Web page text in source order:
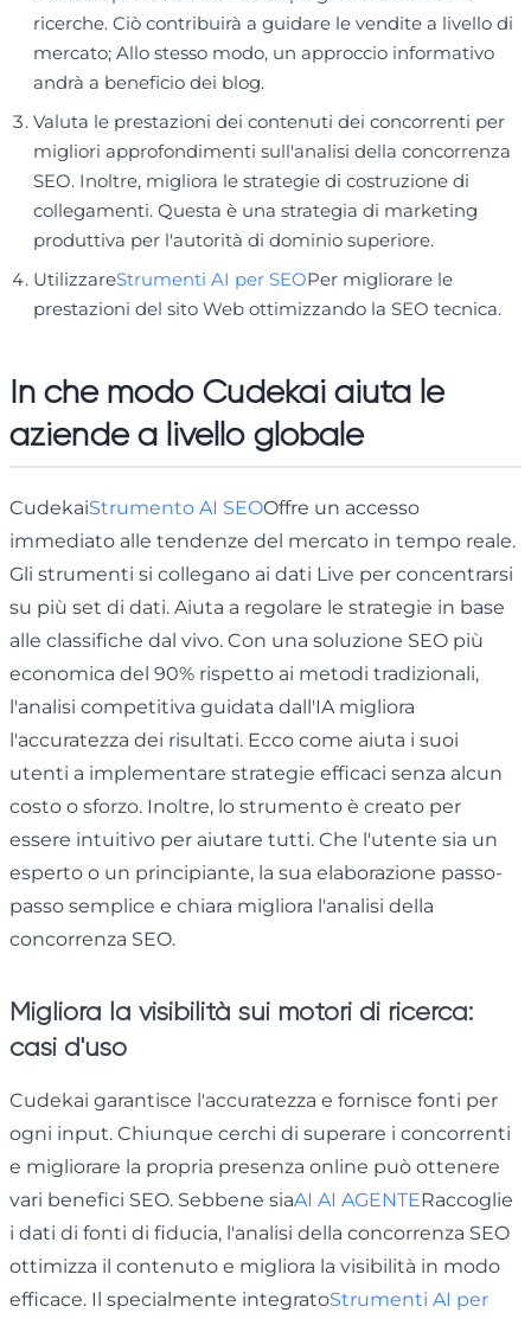
ricerche. Ciò contribuirà a guidare le vendite a livello di
mercato; Allo stesso modo, un approccio informativo
andrà a beneficio dei blog.
Valuta le prestazioni dei contenuti dei concorrenti per
migliori approfondimenti sull'analisi della concorrenza
SEO. Inoltre, migliora le strategie di costruzione di
collegamenti. Questa è una strategia di marketing
produttiva per l'autorità di dominio superiore.
UtilizzareStrumenti AI per SEOPer migliorare le
prestazioni del sito Web ottimizzando la SEO tecnica.
In che modo Cudekai aiuta le
aziende a livello globale
CudekaiStrumento AI SEOOffre un accesso
immediato alle tendenze del mercato in tempo reale.
Gli strumenti si collegano ai dati Live per concentrarsi
su più set di dati. Aiuta a regolare le strategie in base
alle classifiche dal vivo. Con una soluzione SEO più
economica del 90% rispetto ai metodi tradizionali,
l'analisi competitiva guidata dall'IA migliora
l'accuratezza dei risultati. Ecco come aiuta i suoi
utenti a implementare strategie efficaci senza alcun
costo o sforzo. Inoltre, lo strumento è creato per
essere intuitivo per aiutare tutti. Che l'utente sia un
esperto o un principiante, la sua elaborazione passo-
passo semplice e chiara migliora l'analisi della
concorrenza SEO.
Migliora la visibilità sui motori di ricerca:
casi d'uso
Cudekai garantisce l'accuratezza e fornisce fonti per
ogni input. Chiunque cerchi di superare i concorrenti
e migliorare la propria presenza online può ottenere
vari benefici SEO. Sebbene siaAI AI AGENTERaccoglie
i dati di fonti di fiducia, l'analisi della concorrenza SEO
ottimizza il contenuto e migliora la visibilità in modo
efficace. Il specialmente integratoStrumenti AI per